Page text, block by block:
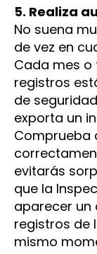
5. Realiza
No suena
de vez en
Cada mes o
registros
de
exporta un
Comprueba
evitarás
que la
aparecer un
registros de
mismo